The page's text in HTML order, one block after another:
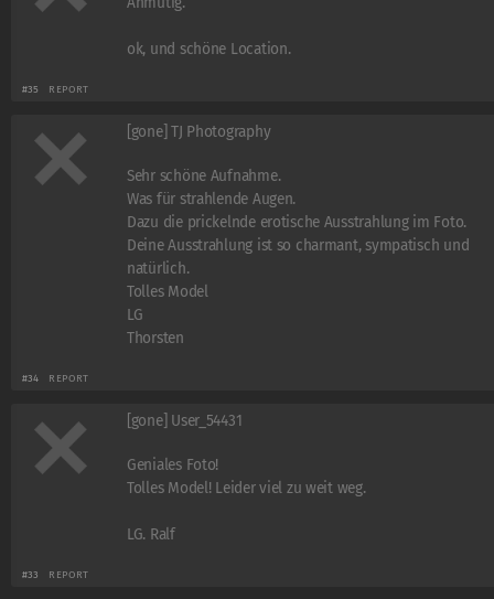
ok, und schöne Location.
#35 REPORT
[gone] TJ Photography
Sehr schöne Aufnahme.
Was für strahlende Augen.
Dazu die prickelnde erotische Ausstrahlung im Foto.
Deine Ausstrahlung ist so charmant, sympatisch und
natürlich.
Tolles Model
LG
Thorsten
#34 REPORT
[gone] User_54431
Geniales Foto!
Tolles Model! Leider viel zu weit weg.
LG. Ralf
#33 REPORT